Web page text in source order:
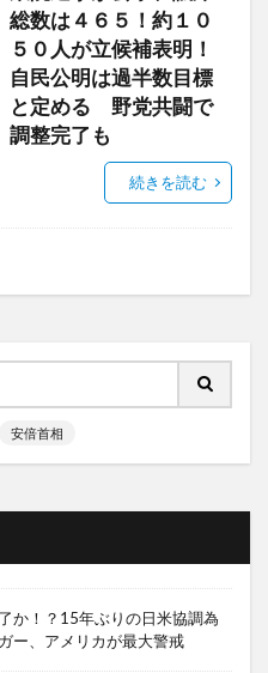
総数は４６５！約１０
５０人が立候補表明！
自民公明は過半数目標
と定める 野党共闘で
調整完了も
続きを読む
安倍首相
か！？15年ぶりの日米協調為
ー、アメリカが最大警戒